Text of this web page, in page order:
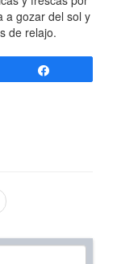
a gozar del sol y
de relajo.